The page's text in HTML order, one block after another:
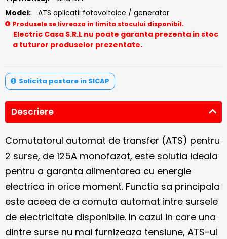
Model:
ATS aplicatii fotovoltaice / generator
Produsele se livreaza in limita stocului disponibil.
Electric Casa S.R.L nu poate garanta prezenta in stoc
a tuturor produselor prezentate.
Solicita postare in SICAP
Descriere
Comutatorul automat de transfer (ATS) pentru
2 surse, de 125A monofazat, este solutia ideala
pentru a garanta alimentarea cu energie
electrica in orice moment. Functia sa principala
este aceea de a comuta automat intre sursele
de electricitate disponibile. In cazul in care una
dintre surse nu mai furnizeaza tensiune, ATS-ul